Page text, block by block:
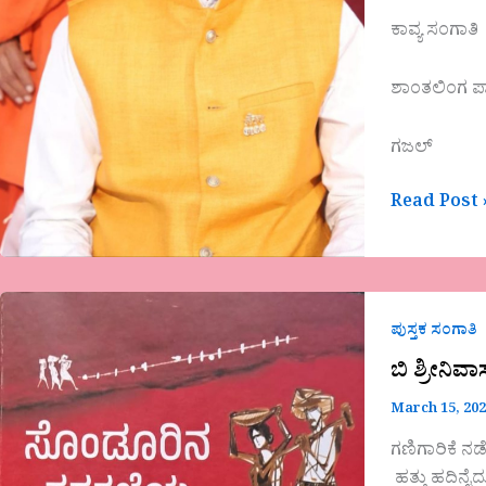
ಕಾವ್ಯ ಸಂಗಾತಿ
ಶಾಂತಲಿಂಗ
ಗಜಲ್
Read Post
ಪುಸ್ತಕ ಸಂಗಾತಿ
ಬಿ
March 15,
ಗಣಿಗಾರಿಕೆ
ಹತ್ತು
ಶ್ರೀನಿವಾಸ್
ಅವರ
ಕೃತಿ-
ಕಗ್ಗತ್ತಲೆಯ
ಕಥನಗಳು”
ಒಂದು